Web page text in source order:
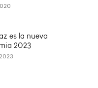
es la nueva
2023